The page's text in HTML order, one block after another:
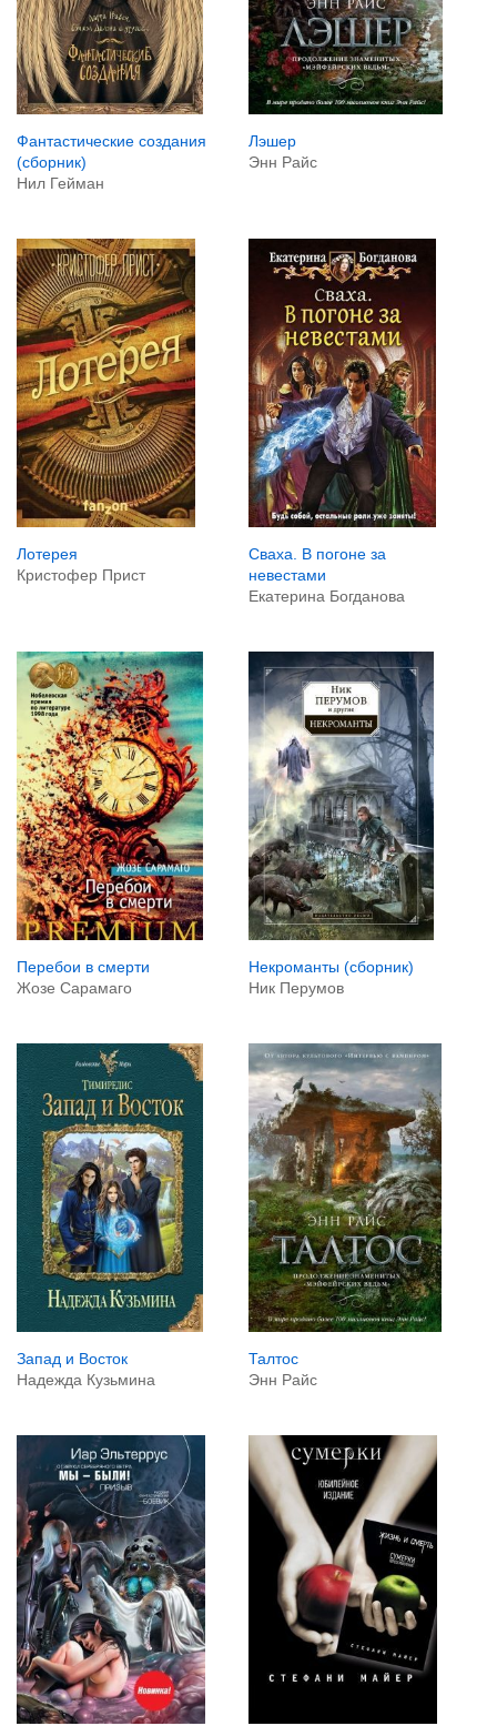
Фантастические создания
(сборник)
Нил Гейман
Лэшер
Энн Райс
Лотерея
Кристофер Прист
Сваха. В погоне за
невестами
Екатерина Богданова
Перебои в смерти
Жозе Сарамаго
Некроманты (сборник)
Ник Перумов
Запад и Восток
Надежда Кузьмина
Талтос
Энн Райс